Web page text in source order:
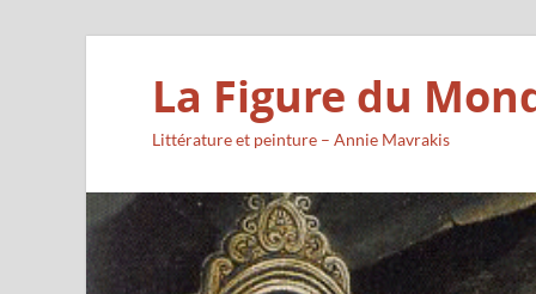
La Figure du
Littérature et peinture – Annie Mavrakis